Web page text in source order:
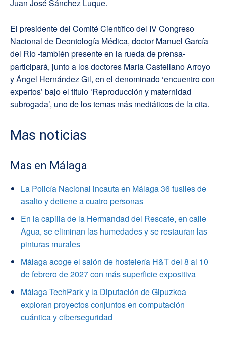
Juan José Sánchez Luque.
El presidente del Comité Científico del IV Congreso
Nacional de Deontología Médica, doctor Manuel García
del Río -también presente en la rueda de prensa-
participará, junto a los doctores María Castellano Arroyo
y Ángel Hernández Gil, en el denominado ‘encuentro con
expertos’ bajo el título ‘Reproducción y maternidad
subrogada’, uno de los temas más mediáticos de la cita.
Mas noticias
Mas en Málaga
La Policía Nacional incauta en Málaga 36 fusiles de
asalto y detiene a cuatro personas
En la capilla de la Hermandad del Rescate, en calle
Agua, se eliminan las humedades y se restauran las
pinturas murales
Málaga acoge el salón de hostelería H&T del 8 al 10
de febrero de 2027 con más superficie expositiva
Málaga TechPark y la Diputación de Gipuzkoa
exploran proyectos conjuntos en computación
cuántica y ciberseguridad